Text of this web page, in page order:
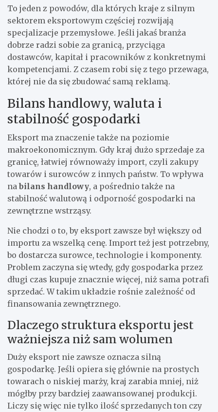
To jeden z powodów, dla których kraje z silnym
sektorem eksportowym częściej rozwijają
specjalizacje przemysłowe. Jeśli jakaś branża
dobrze radzi sobie za granicą, przyciąga
dostawców, kapitał i pracowników z konkretnymi
kompetencjami. Z czasem robi się z tego przewaga,
której nie da się zbudować samą reklamą.
Bilans handlowy, waluta i
stabilność gospodarki
Eksport ma znaczenie także na poziomie
makroekonomicznym. Gdy kraj dużo sprzedaje za
granicę, łatwiej równoważy import, czyli zakupy
towarów i surowców z innych państw. To wpływa
na bilans handlowy, a pośrednio także na
stabilność walutową i odporność gospodarki na
zewnętrzne wstrząsy.
Nie chodzi o to, by eksport zawsze był większy od
importu za wszelką cenę. Import też jest potrzebny,
bo dostarcza surowce, technologie i komponenty.
Problem zaczyna się wtedy, gdy gospodarka przez
długi czas kupuje znacznie więcej, niż sama potrafi
sprzedać. W takim układzie rośnie zależność od
finansowania zewnętrznego.
Dlaczego struktura eksportu jest
ważniejsza niż sam wolumen
Duży eksport nie zawsze oznacza silną
gospodarkę. Jeśli opiera się głównie na prostych
towarach o niskiej marży, kraj zarabia mniej, niż
mógłby przy bardziej zaawansowanej produkcji.
Liczy się więc nie tylko ilość sprzedanych ton czy